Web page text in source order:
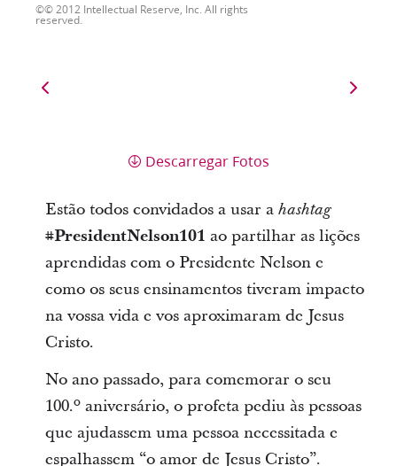
© 2012 Intellectual Reserve, Inc. All rights
reserved.
Descarregar Fotos
Estão todos convidados a usar a hashtag
#PresidentNelson101 ao partilhar as lições
aprendidas com o Presidente Nelson e
como os seus ensinamentos tiveram impacto
na vossa vida e vos aproximaram de Jesus
Cristo.
No ano passado, para comemorar o seu
100.º aniversário, o profeta pediu às pessoas
que ajudassem uma pessoa necessitada e
espalhassem “o amor de Jesus Cristo”.